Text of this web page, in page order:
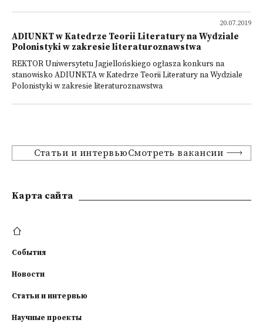
20.07.2019
ADIUNKT w Katedrze Teorii Literatury na Wydziale
Polonistyki w zakresie literaturoznawstwa
REKTOR Uniwersytetu Jagiellońskiego ogłasza konkurs na
stanowisko ADIUNKTA w Katedrze Teorii Literatury na Wydziale
Polonistyki w zakresie literaturoznawstwa
Статьи и интервьюСмотреть вакансии
Kарта сайта
События
Новости
Статьи и интервью
Научные проекты